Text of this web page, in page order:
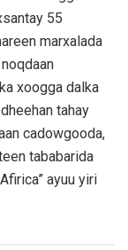
55
marxalada
xoogga dalka
tahay
cadowgooda,
tababarida
ayuu yiri